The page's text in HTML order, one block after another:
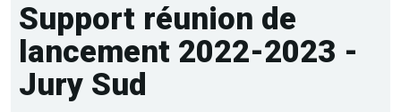
Support réunion de
lancement 2022-2023 -
Jury Sud